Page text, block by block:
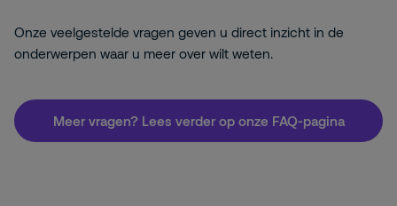
Onze veelgestelde vragen geven u direct inzicht in de
onderwerpen waar u meer over wilt weten.
Meer vragen? Lees verder op onze FAQ-pagina